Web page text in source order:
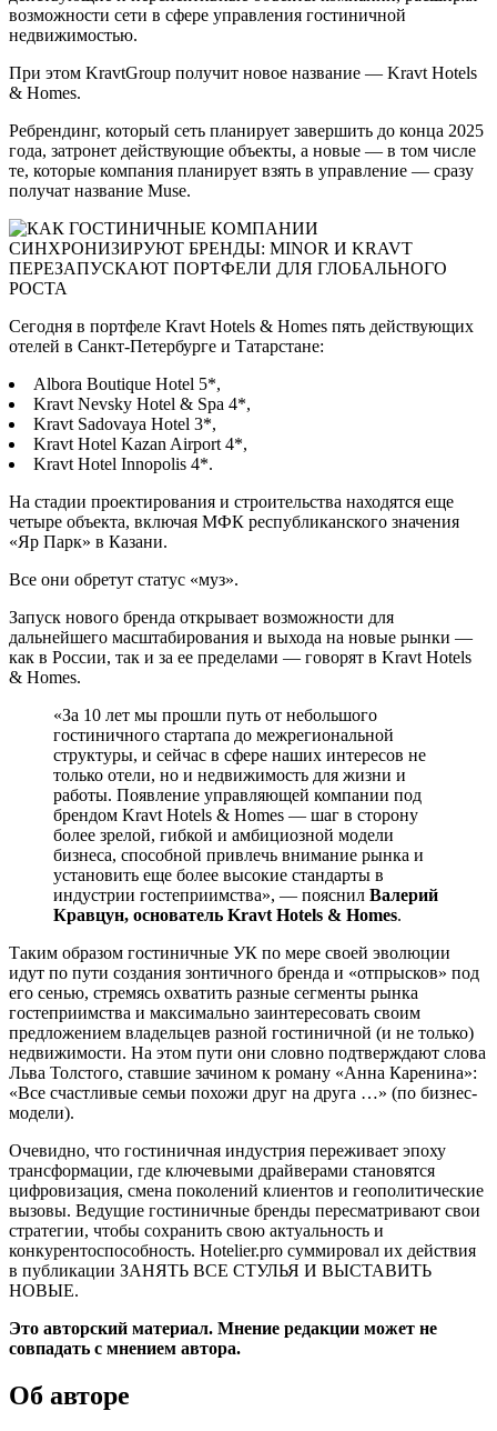
возможности сети в сфере управления гостиничной
недвижимостью.
При этом KravtGroup получит новое название — Kravt Hotels
& Homes.
Ребрендинг, который сеть планирует завершить до конца 2025
года, затронет действующие объекты, а новые — в том числе
те, которые компания планирует взять в управление — сразу
получат название Muse.
Сегодня в портфеле Kravt Hotels & Homes пять действующих
отелей в Санкт-Петербурге и Татарстане:
Albora Boutique Hotel 5*,
Kravt Nevsky Hotel & Spa 4*,
Kravt Sadovaya Hotel 3*,
Kravt Hotel Kazan Airport 4*,
Kravt Hotel Innopolis 4*.
На стадии проектирования и строительства находятся еще
четыре объекта, включая МФК республиканского значения
«Яр Парк» в Казани.
Все они обретут статус «муз».
Запуск нового бренда открывает возможности для
дальнейшего масштабирования и выхода на новые рынки —
как в России, так и за ее пределами — говорят в Kravt Hotels
& Homes.
«За 10 лет мы прошли путь от небольшого
гостиничного стартапа до межрегиональной
структуры, и сейчас в сфере наших интересов не
только отели, но и недвижимость для жизни и
работы. Появление управляющей компании под
брендом Kravt Hotels & Homes — шаг в сторону
более зрелой, гибкой и амбициозной модели
бизнеса, способной привлечь внимание рынка и
установить еще более высокие стандарты в
индустрии гостеприимства», — пояснил Валерий
Кравцун, основатель Kravt Hotels & Homes.
Таким образом гостиничные УК по мере своей эволюции
идут по пути создания зонтичного бренда и «отпрысков» под
его сенью, стремясь охватить разные сегменты рынка
гостеприимства и максимально заинтересовать своим
предложением владельцев разной гостиничной (и не только)
недвижимости. На этом пути они словно подтверждают слова
Льва Толстого, ставшие зачином к роману «Анна Каренина»:
«Все счастливые семьи похожи друг на друга …» (по бизнес-
модели).
Очевидно, что гостиничная индустрия переживает эпоху
трансформации, где ключевыми драйверами становятся
цифровизация, смена поколений клиентов и геополитические
вызовы. Ведущие гостиничные бренды пересматривают свои
стратегии, чтобы сохранить свою актуальность и
конкурентоспособность. Hotelier.pro суммировал их действия
в публикации ЗАНЯТЬ ВСЕ СТУЛЬЯ И ВЫСТАВИТЬ
НОВЫЕ.
Это авторский материал. Мнение редакции может не
совпадать с мнением автора.
Об авторе